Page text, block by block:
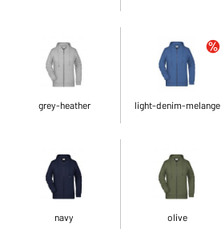
grey-heather light-denim-melange
navy olive